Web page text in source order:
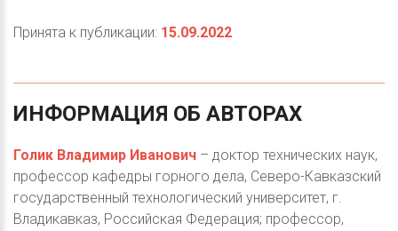
Принята к публикации: 15.09.2022
ИНФОРМАЦИЯ ОБ АВТОРАХ
Голик Владимир Иванович – доктор технических наук,
профессор кафедры горного дела, Северо-Кавказский
государственный технологический университет, г.
Владикавказ, Российская Федерация; профессор,